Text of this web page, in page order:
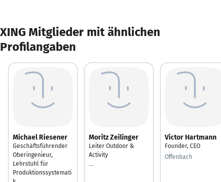
XING Mitglieder mit ähnlichen
Profilangaben
Michael Riesener
Geschäftsführender
Oberingenieur,
Lehrstuhl für
Produktionssystemati
Moritz Zeilinger
Leiter Outdoor &
Activity
--
Victor Hartmann
Founder, CEO
Offenbach